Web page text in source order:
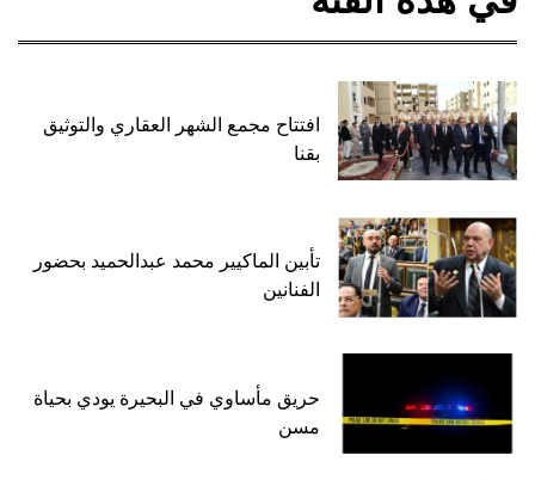
افتتاح مجمع الشهر العقاري والتوثيق
بقنا
تأبين الماكيير محمد عبدالحميد بحضور
الفنانين
حريق مأساوي في البحيرة يودي بحياة
مسن